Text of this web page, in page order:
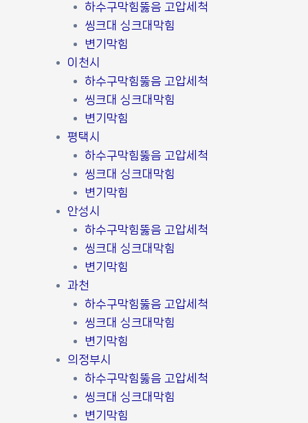
하수구막힘뚫음 고압세척
씽크대 싱크대막힘
변기막힘
이천시
하수구막힘뚫음 고압세척
씽크대 싱크대막힘
변기막힘
평택시
하수구막힘뚫음 고압세척
씽크대 싱크대막힘
변기막힘
안성시
하수구막힘뚫음 고압세척
씽크대 싱크대막힘
변기막힘
과천
하수구막힘뚫음 고압세척
씽크대 싱크대막힘
변기막힘
의정부시
하수구막힘뚫음 고압세척
씽크대 싱크대막힘
변기막힘